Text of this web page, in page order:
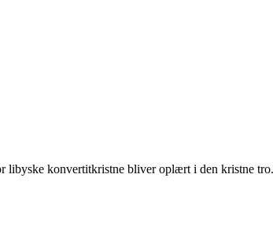
konvertitkristne bliver oplært i den kristne